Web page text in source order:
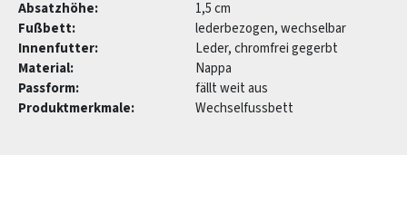
Absatzhöhe:
1,5 cm
Fußbett:
lederbezogen, wechselbar
Innenfutter:
Leder, chromfrei gegerbt
Material:
Nappa
Passform:
fällt weit aus
Produktmerkmale:
Wechselfussbett